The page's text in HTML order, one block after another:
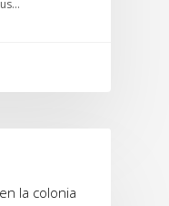
la colonia